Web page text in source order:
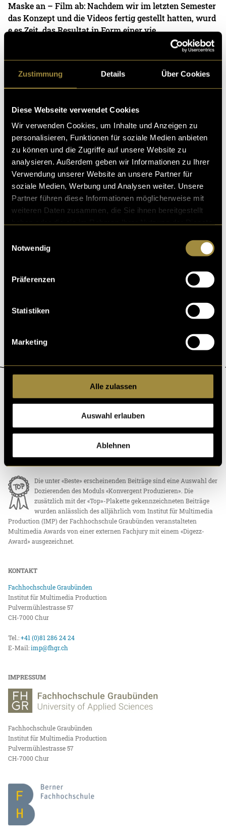
Zustimmung Details Über Cookies
Diese Webseite verwendet Cookies
Wir verwenden Cookies, um Inhalte und Anzeigen zu
personalisieren, Funktionen für soziale Medien anbieten
zu können und die Zugriffe auf unsere Website zu
analysieren. Außerdem geben wir Informationen zu Ihrer
Verwendung unserer Website an unsere Partner für
soziale Medien, Werbung und Analysen weiter. Unsere
Partner führen diese Informationen möglicherweise mit
weiteren Daten zusammen, die Sie ihnen bereitgestellt
Notwendig
Präferenzen
Statistiken
Marketing
Alle zulassen
Auswahl erlauben
Ablehnen
Maske an – Film ab: Nachdem wir im letzten Semester
das Konzept und die Videos fertig gestellt hatten, wurd
e es Zeit, das Resultat in Form einer vie
Sven Bratschi
Jung, dynamisch, medial unbekannt. Um Unihockey b
reiter medial zu verankern, haben wir gemeinsam mit
Swiss Unihockey eine neue Medien-Massnahme erarb
04. Januar 2023- vonSven Bratschi
Maskerade
Kennst du den Moment, wenn du eine Person kennenle
rnst und sie irgendwann die Hygienemaske abzieht un
d ein völlig unerwartetes Gesicht zum Vorschein
Sven Bratschi
«Multimedia Production» an der Fachhochschule Graubünden und der
Berner Fachhochschule. Studierende produzieren auf dieser Plattform
technische Kompetenz für ein multimediales Umfeld in Medien und
Die unter «Beste» erscheinenden Beiträge sind eine Auswahl der
Dozierenden des Moduls «Konvergent Produzieren». Die
zusätzlich mit der «Top»-Plakette gekennzeichneten Beiträge
wurden anlässlich des alljährlich vom Institut für Multimedia
Production (IMP) der Fachhochschule Graubünden veranstalteten
Multimedia Awards von einer externen Fachjury mit einem «Digezz-
Award» ausgezeichnet.
KONTAKT
Fachhochschule Graubünden
Institut für Multimedia Production
Pulvermühlestrasse 57
CH-7000 Chur
Tel.:+41 (0)81 286 24 24
E-Mail:imp@fhgr.ch
IMPRESSUM
Fachhochschule Graubünden
Institut für Multimedia Production
Pulvermühlestrasse 57
CH-7000 Chur